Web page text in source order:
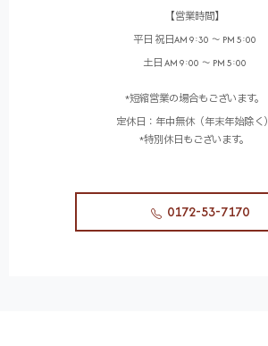
【営業時間】
平日 祝日AM 9:30 ～ PM 5:00
土日 AM 9:00 ～ PM 5:00
*短縮営業の場合もございます。
定休日：年中無休（年末年始除く）
*特別休日もございます。
0172-53-7170